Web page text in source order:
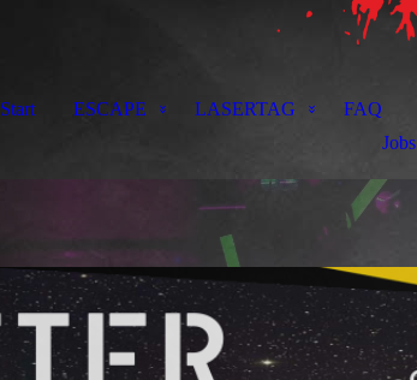
Start ESCAPE LASERTAG FAQ
Jobs